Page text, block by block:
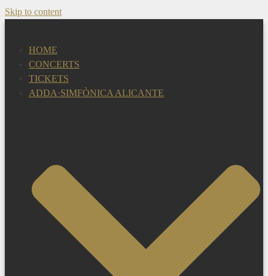
Skip to content
HOME
CONCERTS
TICKETS
ADDA·SIMFÒNICA ALICANTE